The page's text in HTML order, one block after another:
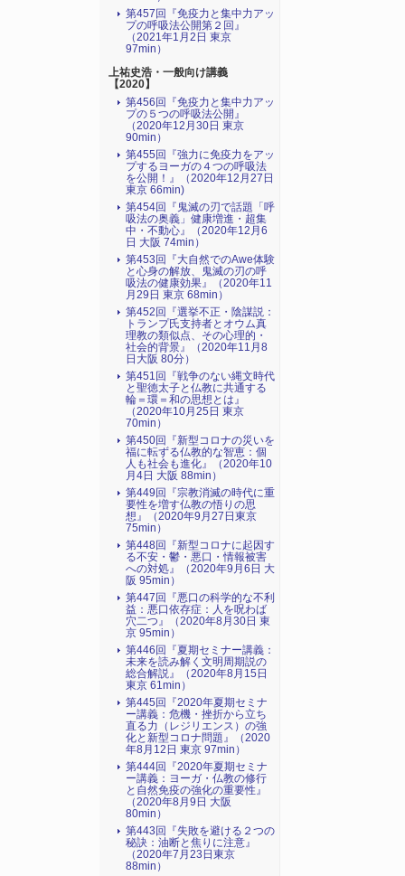
第457回『免疫力と集中力アッ
プの呼吸法公開第２回』
（2021年1月2日 東京
97min）
上祐史浩・一般向け講義
【2020】
第456回『免疫力と集中力アッ
プの５つの呼吸法公開』
（2020年12月30日 東京
90min）
第455回『強力に免疫力をアッ
プするヨーガの４つの呼吸法
を公開！』（2020年12月27日
東京 66min)
第454回『鬼滅の刃で話題「呼
吸法の奥義」健康増進・超集
中・不動心』（2020年12月6
日 大阪 74min）
第453回『大自然でのAwe体験
と心身の解放、鬼滅の刃の呼
吸法の健康効果』（2020年11
月29日 東京 68min）
第452回『選挙不正・陰謀説：
トランプ氏支持者とオウム真
理教の類似点、その心理的・
社会的背景』（2020年11月8
日大阪 80分）
第451回『戦争のない縄文時代
と聖徳太子と仏教に共通する
輪＝環＝和の思想とは』
（2020年10月25日 東京
70min）
第450回『新型コロナの災いを
福に転ずる仏教的な智恵：個
人も社会も進化』（2020年10
月4日 大阪 88min）
第449回『宗教消滅の時代に重
要性を増す仏教の悟りの思
想』（2020年9月27日東京
75min）
第448回『新型コロナに起因す
る不安・鬱・悪口・情報被害
への対処』（2020年9月6日 大
阪 95min）
第447回『悪口の科学的な不利
益：悪口依存症：人を呪わば
穴二つ』（2020年8月30日 東
京 95min）
第446回『夏期セミナー講義：
未来を読み解く文明周期説の
総合解説』（2020年8月15日
東京 61min）
第445回『2020年夏期セミナ
ー講義：危機・挫折から立ち
直る力（レジリエンス）の強
化と新型コロナ問題』（2020
年8月12日 東京 97min）
第444回『2020年夏期セミナ
ー講義：ヨーガ・仏教の修行
と自然免疫の強化の重要性』
（2020年8月9日 大阪
80min）
第443回『失敗を避ける２つの
秘訣：油断と焦りに注意』
（2020年7月23日東京
88min）